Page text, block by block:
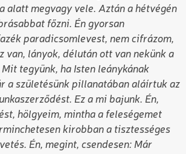
alatt megvagy vele. Aztán a hétvégén
főzni. Én gyorsan
paradicsomlevest, nem cifrázom,
van, lányok, délután ott van nekünk a
tegyünk, ha Isten leánykának
a születésünk pillanatában aláírtuk az
Ez a mi bajunk. Én,
hölgyeim, mintha a feleségemet
kirobban a tisztességes
Én, megint, csendesen: Már